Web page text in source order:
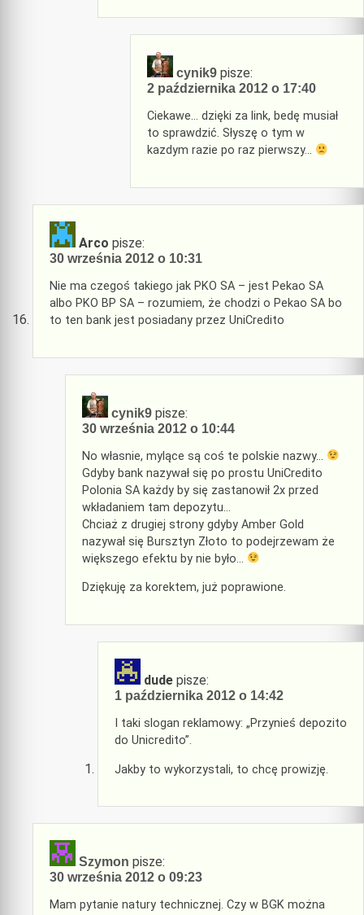
cynik9 pisze:
2 października 2012 o 17:40
Ciekawe… dzięki za link, bedę musiał
to sprawdzić. Słyszę o tym w
kazdym razie po raz pierwszy…
Arco pisze:
30 września 2012 o 10:31
Nie ma czegoś takiego jak PKO SA – jest Pekao SA
albo PKO BP SA – rozumiem, że chodzi o Pekao SA bo
to ten bank jest posiadany przez UniCredito
cynik9 pisze:
30 września 2012 o 10:44
No własnie, mylące są coś te polskie nazwy…
Gdyby bank nazywał się po prostu UniCredito
Polonia SA każdy by się zastanowił 2x przed
wkładaniem tam depozytu…
Chciaż z drugiej strony gdyby Amber Gold
nazywał się Bursztyn Złoto to podejrzewam że
większego efektu by nie było…
Dziękuję za korektem, już poprawione.
dude pisze:
1 października 2012 o 14:42
I taki slogan reklamowy: „Przynieś depozito
do Unicredito”.
Jakby to wykorzystali, to chcę prowizję.
Szymon pisze:
30 września 2012 o 09:23
Mam pytanie natury technicznej. Czy w BGK można